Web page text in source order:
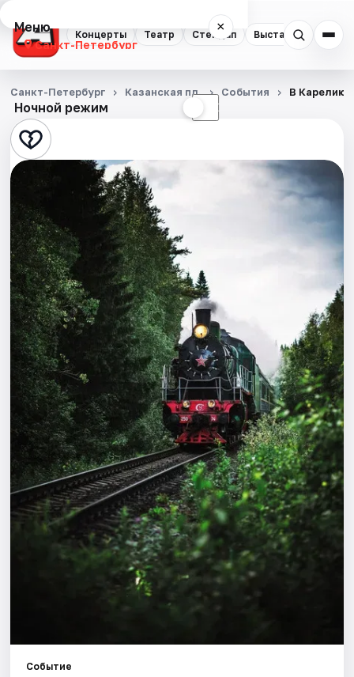
Концерты Театр Стендап Выставки
Меню ×
Санкт-Петербург
Концерты
Театр
Стендап
Выставки
Квесты
Экскурсии
Спорт
События
Города
Площадки
Артисты
Рейтинги
Ночной режим ☾
Санкт-Петербург Казанская пл. События В Карелию
Событие